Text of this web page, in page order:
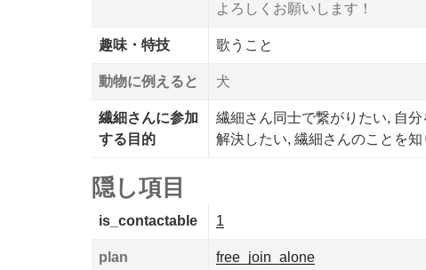
よろしくお願いします！
趣味・特技 歌うこと
動物に例えると 犬
繊細さんに参加
する目的
繊細さん同士で繋がりたい, 自
解決したい, 繊細さんのことを知
隠し項目
is_contactable 1
plan free_join_alone